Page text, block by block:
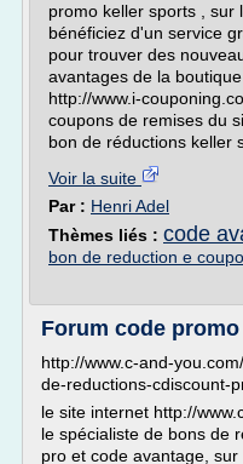
promo keller sports , sur
bénéficiez d'un service
pour trouver des
avantages de la
http://www.i-
coupons de remises du
bon de réductions keller
Voir la suite
Par : Henri Adel
Thèmes liés : code
bon de reduction e
Forum code
http://www.c-and-
de-reductions-cdiscount-
le site internet http://
le spécialiste de bons de
pro et code avantage,